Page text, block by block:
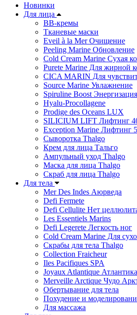
Новинки
Для лица
ВВ-кремы
Тканевые маски
Eveil à la Mer Очищение
Peeling Marine Обновление
Cold Cream Marine Сухая
Purete Marine Для жирной
СICA MARIN Для
Source Marine Увлажнение
Spiruline Boost Энергизация
Hyalu-Procollagene
Prodige des Oceans LUX
SILICIUM LIFT Лифтинг
Exception Marine Лифтинг
Cыворотка Thalgo
Крем для лица Тальго
Ампульный уход Thalgo
Маска для лица Thalgo
Скраб для лица Thalgo
Для тела
Mer Des Indes Аюрведа
Defi Fermete
Defi Cellulite Нет
Les Essentiels Marins
Defi Legerete Легкость ног
Cold Cream Marine Для
Скрабы для тела Thalgo
Collection Fraicheur
Iles Pacifiques SPA
Joyaux Atlantique Атлантика
Merveille Arctique Чудо
Обертывание для тела
Похудение и
Для массажа